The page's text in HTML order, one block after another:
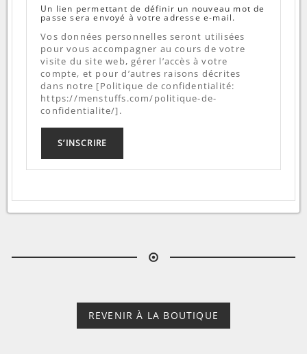
Un lien permettant de définir un nouveau mot de
passe sera envoyé à votre adresse e-mail.
Vos données personnelles seront utilisées
pour vous accompagner au cours de votre
visite du site web, gérer l’accès à votre
compte, et pour d’autres raisons décrites
dans notre [Politique de confidentialité:
https://menstuffs.com/politique-de-
confidentialite/].
S’INSCRIRE
REVENIR À LA BOUTIQUE